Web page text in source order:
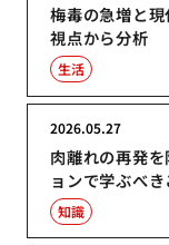
梅毒の急増と
視点から分析
生活
肉離れの再発
ョンで学ぶべき
2026.05.27
知識